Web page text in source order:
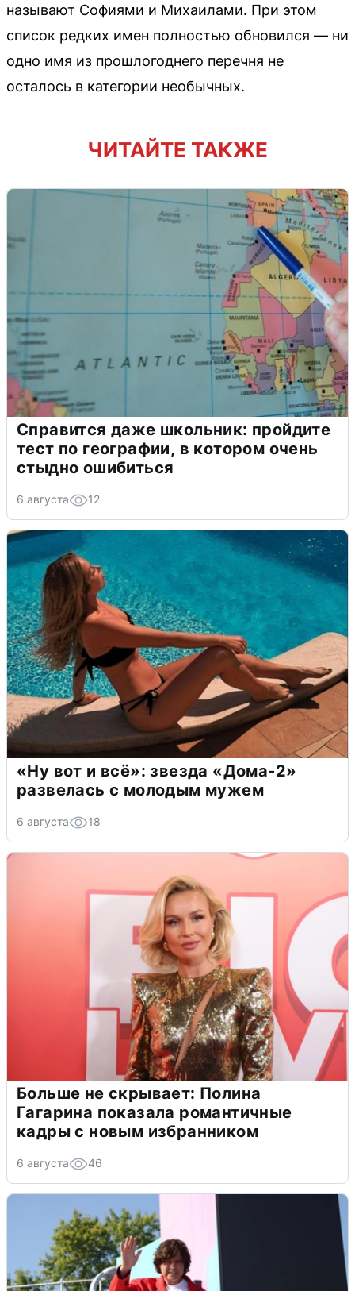
называют Софиями и Михаилами. При этом
список редких имен полностью обновился — ни
одно имя из прошлогоднего перечня не
осталось в категории необычных.
ЧИТАЙТЕ ТАКЖЕ
Справится даже школьник: пройдите
тест по географии, в котором очень
стыдно ошибиться
6 августа 12
«Ну вот и всё»: звезда «Дома-2»
развелась с молодым мужем
6 августа 18
Больше не скрывает: Полина
Гагарина показала романтичные
кадры с новым избранником
6 августа 46